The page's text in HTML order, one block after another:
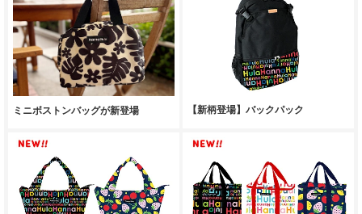
ミニボストンバッグが新登場 【新柄登場】バックパック